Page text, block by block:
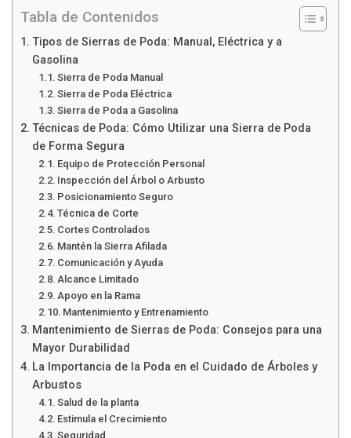
Tabla de Contenidos
Tipos de Sierras de Poda: Manual, Eléctrica y a
Gasolina
Sierra de Poda Manual
Sierra de Poda Eléctrica
Sierra de Poda a Gasolina
Técnicas de Poda: Cómo Utilizar una Sierra de Poda
de Forma Segura
Equipo de Protección Personal
Inspección del Árbol o Arbusto
Posicionamiento Seguro
Técnica de Corte
Cortes Controlados
Mantén la Sierra Afilada
Comunicación y Ayuda
Alcance Limitado
Apoyo en la Rama
Mantenimiento y Entrenamiento
Mantenimiento de Sierras de Poda: Consejos para una
Mayor Durabilidad
La Importancia de la Poda en el Cuidado de Árboles y
Arbustos
Salud de la planta
Estimula el Crecimiento
Seguridad